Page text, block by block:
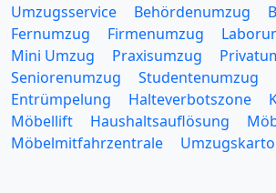
Umzugsservice Behördenumzug
Fernumzug
Firmenumzug
Mini Umzug
Praxisumzug
Seniorenumzug
Studentenumzug
Entrümpelung
Halteverbotszone
Möbellift
Haushaltsauflösung
Möbelmitfahrzentrale